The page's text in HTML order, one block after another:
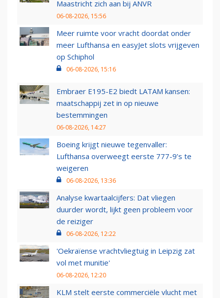
Maastricht zich aan bij ANVR
06-08-2026, 15:56
Meer ruimte voor vracht doordat onder
meer Lufthansa en easyJet slots vrijgeven
op Schiphol
06-08-2026, 15:16
Embraer E195-E2 biedt LATAM kansen:
maatschappij zet in op nieuwe
bestemmingen
06-08-2026, 14:27
Boeing krijgt nieuwe tegenvaller:
Lufthansa overweegt eerste 777-9’s te
weigeren
06-08-2026, 13:36
Analyse kwartaalcijfers: Dat vliegen
duurder wordt, lijkt geen probleem voor
de reiziger
06-08-2026, 12:22
'Oekraïense vrachtvliegtuig in Leipzig zat
vol met munitie'
06-08-2026, 12:20
KLM stelt eerste commerciële vlucht met